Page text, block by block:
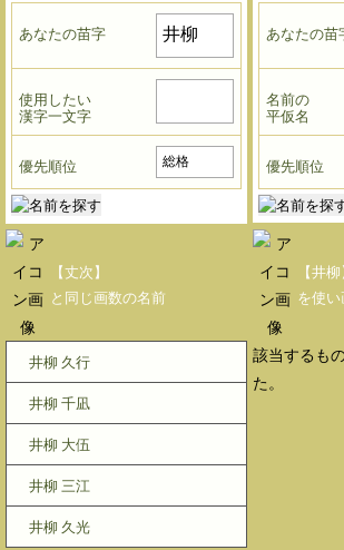
あなたの苗字
使用したい
漢字一文字
優先順位
あなたの苗
名前の
平仮名
優先順位
【丈次】
と同じ画数の名前
井柳 久行
井柳 千凪
井柳 大伍
井柳 三江
井柳 久光
【井柳
を使
該当するも
た。